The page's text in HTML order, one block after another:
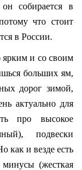
собирается в
что стоит
в России.
ярким и со своим
больших ям,
дорог зимой,
актуально для
про высокое
подвески
как и везде есть
(жесткая